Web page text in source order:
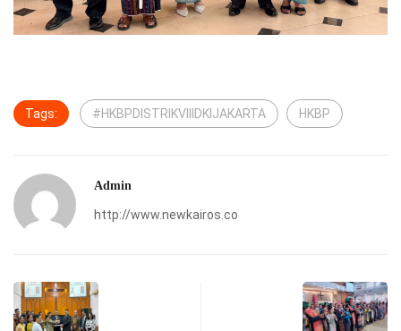
Tags: #HKBPDISTRIKVIIIDKIJAKARTA HKBP
Admin
http://www.newkairos.co